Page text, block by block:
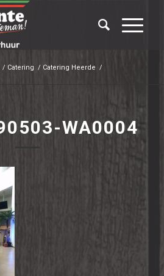
/ Catering / Catering Heerde /
WA0004